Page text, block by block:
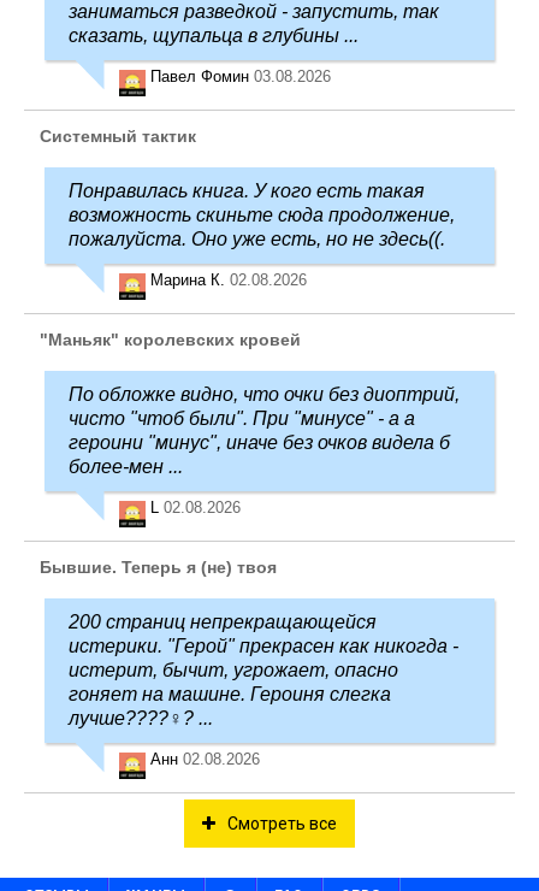
заниматься разведкой - запустить, так
сказать, щупальца в глубины ...
Павел Фомин 03.08.2026
Системный тактик
Понравилась книга. У кого есть такая
возможность скиньте сюда продолжение,
пожалуйста. Оно уже есть, но не здесь((.
Марина К. 02.08.2026
"Маньяк" королевских кровей
По обложке видно, что очки без диоптрий,
чисто "чтоб были". При "минусе" - а а
героини "минус", иначе без очков видела б
более-мен ...
L 02.08.2026
Бывшие. Теперь я (не) твоя
200 страниц непрекращающейся
истерики. "Герой" прекрасен как никогда -
истерит, бычит, угрожает, опасно
гоняет на машине. Героиня слегка
лучше????‍♀️? ...
Анн 02.08.2026
Смотреть все